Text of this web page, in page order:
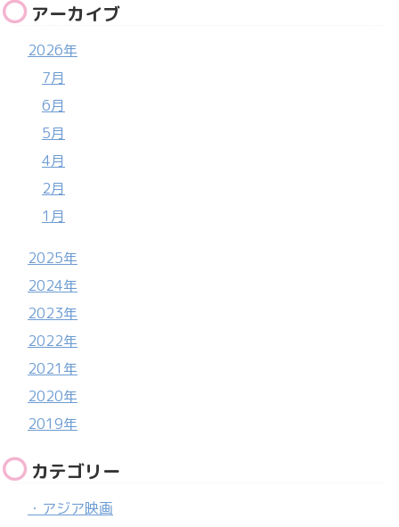
アーカイブ
2026年
7月
6月
5月
4月
2月
1月
2025年
2024年
2023年
2022年
2021年
2020年
2019年
カテゴリー
・アジア映画